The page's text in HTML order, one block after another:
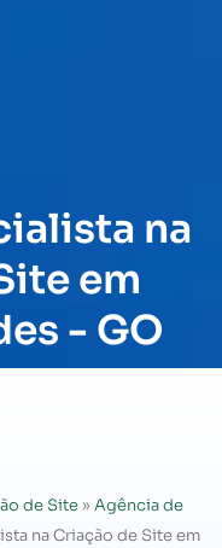
na
em
- GO
de Site » Agência de
na Criação de Site em